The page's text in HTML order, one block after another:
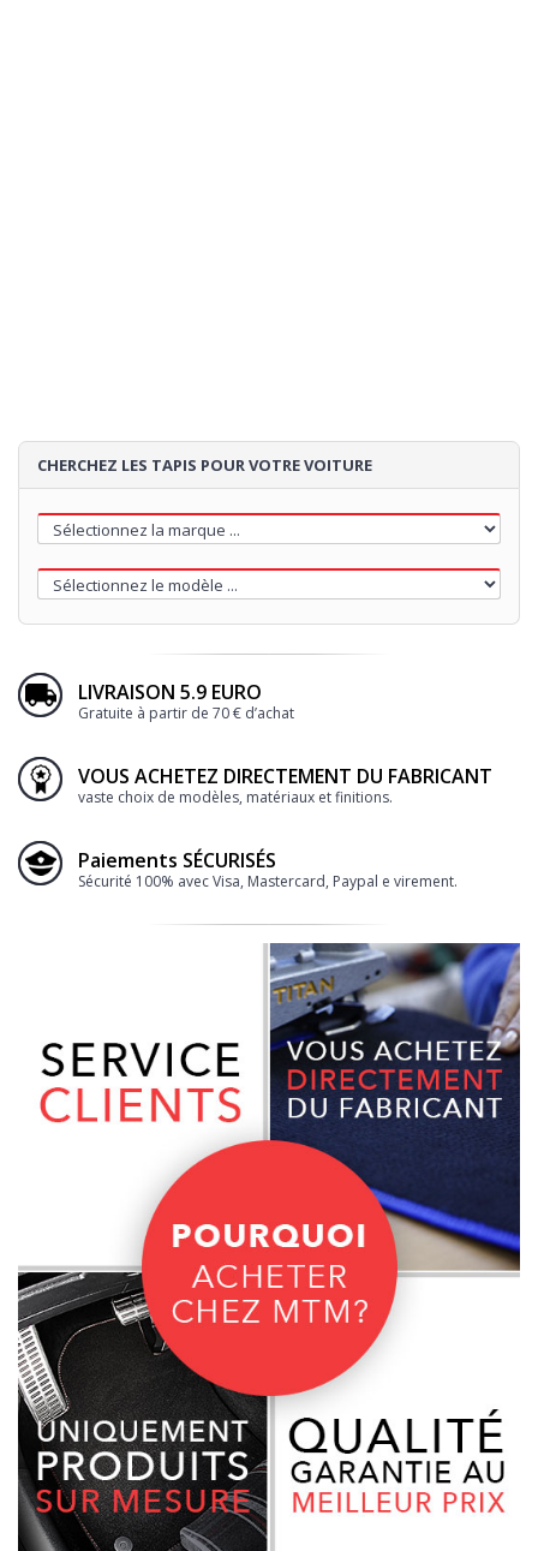
CHERCHEZ LES TAPIS POUR VOTRE VOITURE
LIVRAISON 5.9 EURO
Gratuite à partir de 70 € d’achat
VOUS ACHETEZ DIRECTEMENT DU FABRICANT
vaste choix de modèles, matériaux et finitions.
Paiements SÉCURISÉS
Sécurité 100% avec Visa, Mastercard, Paypal e virement.